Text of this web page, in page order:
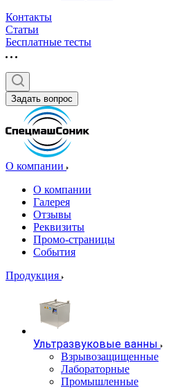
Контакты
Статьи
Бесплатные тесты
Задать вопрос
О компании
О компании
Галерея
Отзывы
Реквизиты
Промо-страницы
События
Продукция
Ультразвуковые ванны
Взрывозащищенные
Лабораторные
Промышленные